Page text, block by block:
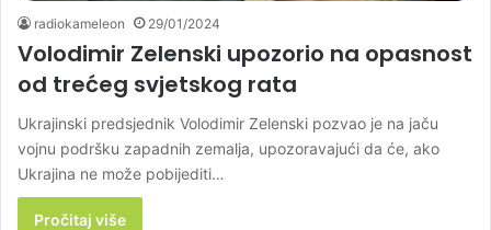
radiokameleon 29/01/2024
Volodimir Zelenski upozorio na opasnost
od trećeg svjetskog rata
Ukrajinski predsjednik Volodimir Zelenski pozvao je na jaču
vojnu podršku zapadnih zemalja, upozoravajući da će, ako
Ukrajina ne može pobijediti…
Pročitaj više